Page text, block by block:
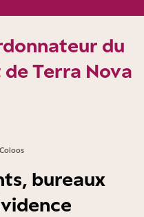
du
Terra Nova
bureaux